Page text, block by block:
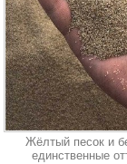
Жёлтый песок и
единственные